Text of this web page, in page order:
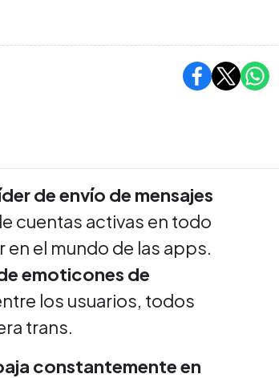
de envío de mensajes
cuentas activas en todo
el mundo de las apps.
emoticones de
los usuarios, todos
trans.
constantemente en